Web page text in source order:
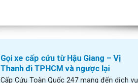
Gọi xe cấp cứu từ Hậu Giang – Vị
Thanh đi TPHCM và ngược lại
Cấp Cứu Toàn Quốc 247 mang đến dịch vụ